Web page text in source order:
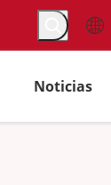
Noticias